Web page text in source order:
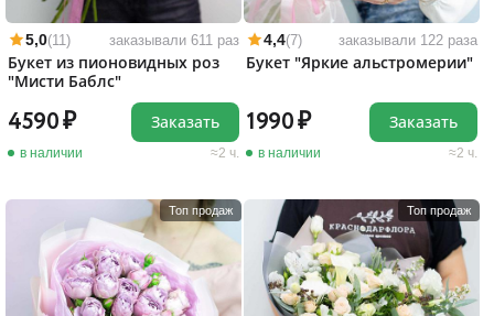
5,0(11) заказывали 611 раз
Букет из пионовидных роз
"Мисти Баблс"
4590
в наличии 2 ч.
Заказать
4,4(7) заказывали 122 раза
Букет "Яркие альстромерии"
1990
в наличии 2 ч.
Заказать
Топ продаж Топ продаж